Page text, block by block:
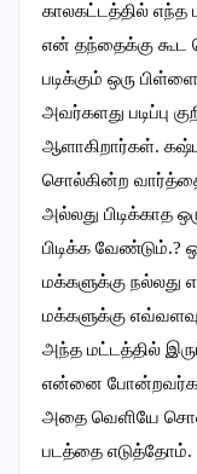
காலகட்டத்தில் எந்த
என் தந்தைக்கு கூட
படிக்கும் ஒரு
அவர்களது படிப்பு
ஆளாகிறார்கள்.
சொல்கின்ற வார்த்தை
அல்லது பிடிக்காத
பிடிக்க வேண்டும்.?
மக்களுக்கு நல்லது
மக்களுக்கு
அந்த மட்டத்தில்
என்னை
அதை வெளியே
படத்தை எடுத்தோம்.